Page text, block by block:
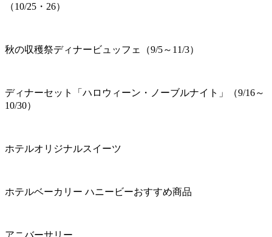
（10/25・26）
秋の収穫祭ディナービュッフェ（9/5～11/3）
ディナーセット「ハロウィーン・ノーブルナイト」（9/16～
10/30）
ホテルオリジナルスイーツ
ホテルベーカリー ハニービーおすすめ商品
アニバーサリー